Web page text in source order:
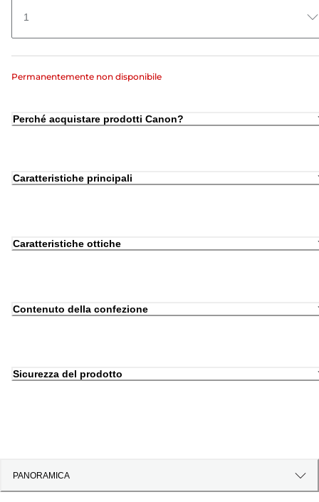
1
Permanentemente non disponibile
Perché acquistare prodotti Canon?
Caratteristiche principali
Caratteristiche ottiche
Contenuto della confezione
Sicurezza del prodotto
PANORAMICA